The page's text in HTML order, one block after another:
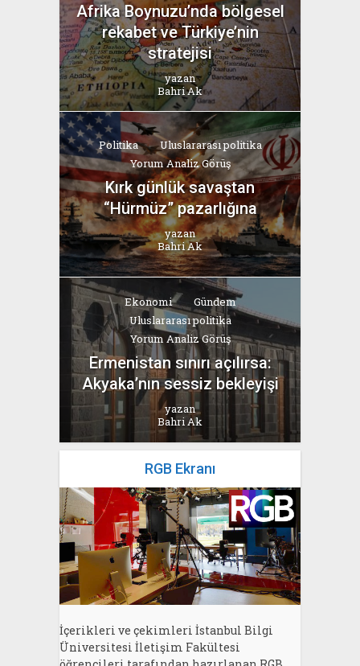
Afrika Boynuzu’nda bölgesel
rekabet ve Türkiye’nin
stratejisi
yazan
Bahri Ak
Politika
Uluslararası politika
Yorum Analiz Görüş
Kırk günlük savaştan
“Hürmüz” pazarlığına
yazan
Bahri Ak
Ekonomi
Gündem
Uluslararası politika
Yorum Analiz Görüş
Ermenistan sınırı açılırsa:
Akyaka’nın sessiz bekleyişi
yazan
Bahri Ak
RGB Ekranı
İçerikleri ve çekimleri İstanbul Bilgi
Üniversitesi İletişim Fakültesi